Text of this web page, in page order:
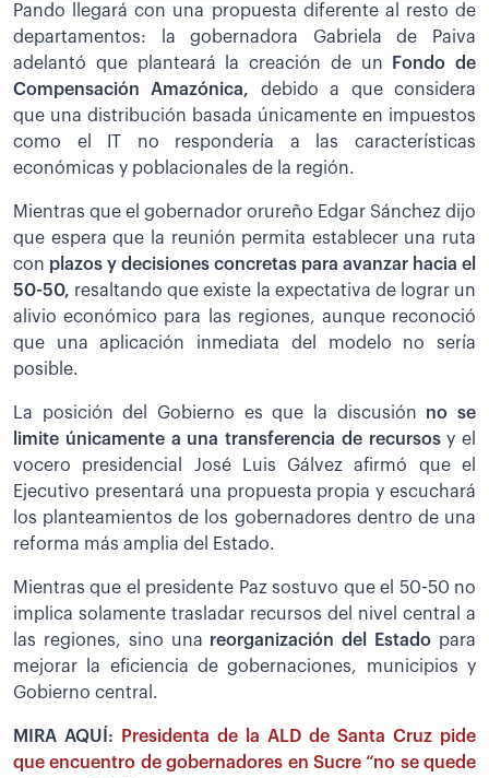
Pando llegará con una propuesta diferente al resto de
departamentos: la gobernadora Gabriela de Paiva
adelantó que planteará la creación de un
Fondo de
Compensación Amazónica, debido a que considera
que una distribución basada únicamente en impuestos
como el IT no respondería a las características
económicas y poblacionales de la región.
Mientras que el gobernador orureño Edgar Sánchez dijo
que espera que la reunión permita establecer una ruta
con plazos y decisiones concretas para avanzar hacia el
50-50, resaltando que existe la expectativa de lograr un
alivio económico para las regiones, aunque reconoció
que una aplicación inmediata del modelo no sería
posible.
La posición del Gobierno es que la discusión no se
limite únicamente a una transferencia de recursosy el
vocero presidencial José Luis Gálvez afirmó que el
Ejecutivo presentará una propuesta propia y escuchará
los planteamientos de los gobernadores dentro de una
reforma más amplia del Estado.
Mientras que el presidente Paz sostuvo que el 50-50 no
implica solamente trasladar recursos del nivel central a
las regiones, sino una reorganización del Estado para
mejorar la eficiencia de gobernaciones, municipios y
Gobierno central.
MIRA AQUÍ:
Presidenta de la ALD de Santa Cruz pide
que encuentro de gobernadores en Sucre “no se quede